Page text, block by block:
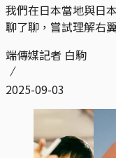
我們在日本當地與日
聊了聊，嘗試理解右
端傳媒記者 白駒
2025-09-03